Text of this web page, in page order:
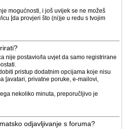
mogućnosti, i još uvijek se ne možeš
[da provjeri što (ni)je u redu s tvojim
nije postavio/la uvjet da samo registrirane
pristup dodatnim opcijama koje nisu
[avatari, privatne poruke, e-mailovi,
nekoliko minuta, preporučljivo je
odjavljivanje s foruma?